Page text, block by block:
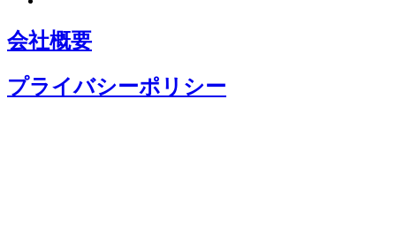
会社概要
プライバシーポリシー